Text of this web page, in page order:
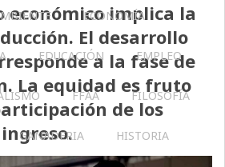
ECONOMÍA
EDUCACIÓN EMPLEO
FFAA FILOSOFÍA
GANADERIA HISTORIA
económico implica la
El desarrollo
a la fase de
La equidad es fruto
de los